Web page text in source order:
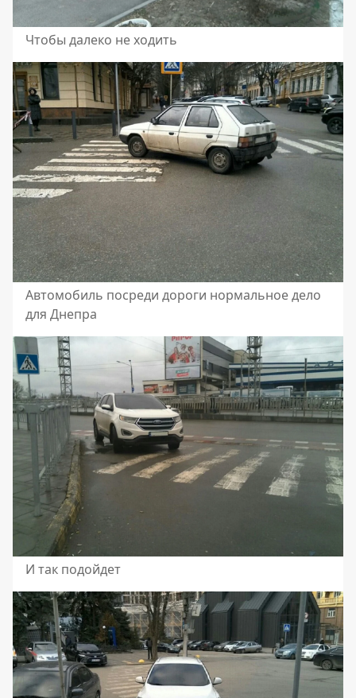
Чтобы далеко не ходить
Автомобиль посреди дороги нормальное дело
для Днепра
И так подойдет